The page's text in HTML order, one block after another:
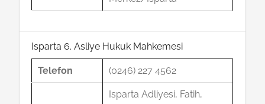
Isparta 6. Asliye Hukuk Mahkemesi
Telefon (0246) 227 4562
Isparta Adliyesi, Fatih,